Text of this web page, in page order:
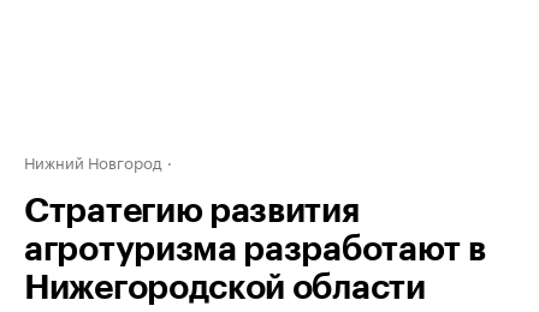
Нижний Новгород
Стратегию развития
агротуризма разработают в
Нижегородской области